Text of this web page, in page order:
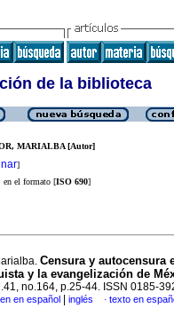
de la biblioteca
MARIALBA [Autor]
]
en el formato [ISO 690]
Censura y autocensura
y la evangelización de
no.164, p.25-44. ISSN 0185-
en español inglés · texto en